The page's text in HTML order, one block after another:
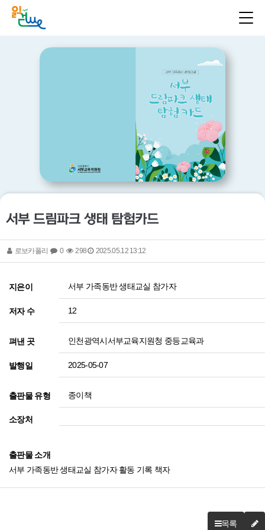
서부 드림파크 생태 탐험카드
로보카폴리 0 298 2025.05.12 13:12
지은이 서부 가족동반 생태교실 참가자
저자 수 12
펴낸 곳 인천광역시서부교육지원청 중등교육과
발행일 2025-05-07
출판물 유형 종이책
소장처
출판물 소개
서부 가족동반 생태교실 참가자 활동 기록 책자
목록